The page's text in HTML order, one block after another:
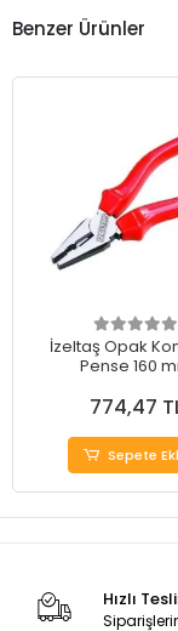
Benzer Ürünler
İzeltaş Opak
Pense 160
774,47
Sepete
Hızlı